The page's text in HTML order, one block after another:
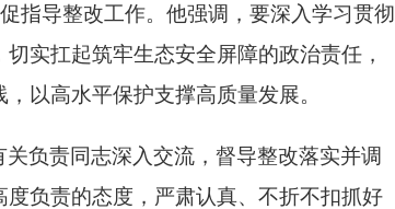
指导整改工作。他强调，要深入学习贯彻
实扛起筑牢生态安全屏障的政治责任，
以高水平保护支撑高质量发展。
负责同志深入交流，督导整改落实并调
负责的态度，严肃认真、不折不扣抓好